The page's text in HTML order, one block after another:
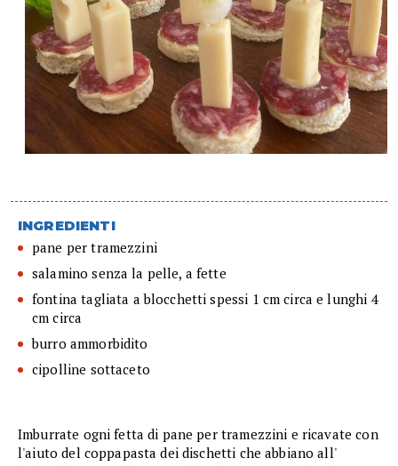
INGREDIENTI
pane per tramezzini
salamino senza la pelle, a fette
fontina tagliata a blocchetti spessi 1 cm circa e lunghi 4
cm circa
burro ammorbidito
cipolline sottaceto
Imburrate ogni fetta di pane per tramezzini e ricavate con
l'aiuto del coppapasta dei dischetti che abbiano all'